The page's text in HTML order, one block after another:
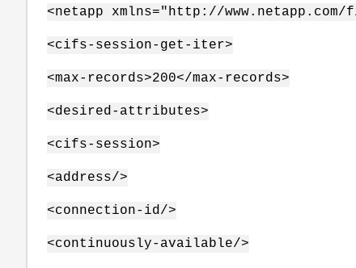
<netapp xmlns="http://
<cifs-session-get-iter>
<max-records>200</max-records>
<desired-attributes>
<cifs-session>
<address/>
<connection-id/>
<continuously-available/>